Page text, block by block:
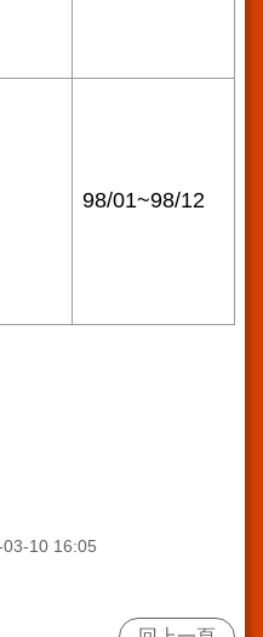
98/01~98/12
03-10 16:05